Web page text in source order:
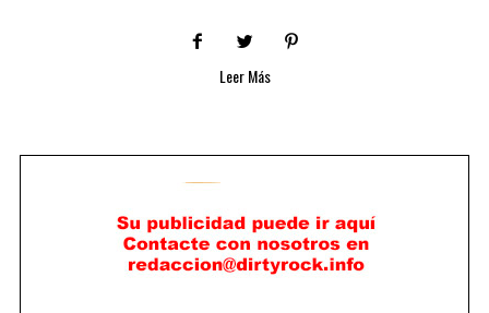
Leer Más